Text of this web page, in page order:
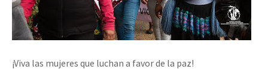
¡Viva las mujeres que luchan a favor de la paz!